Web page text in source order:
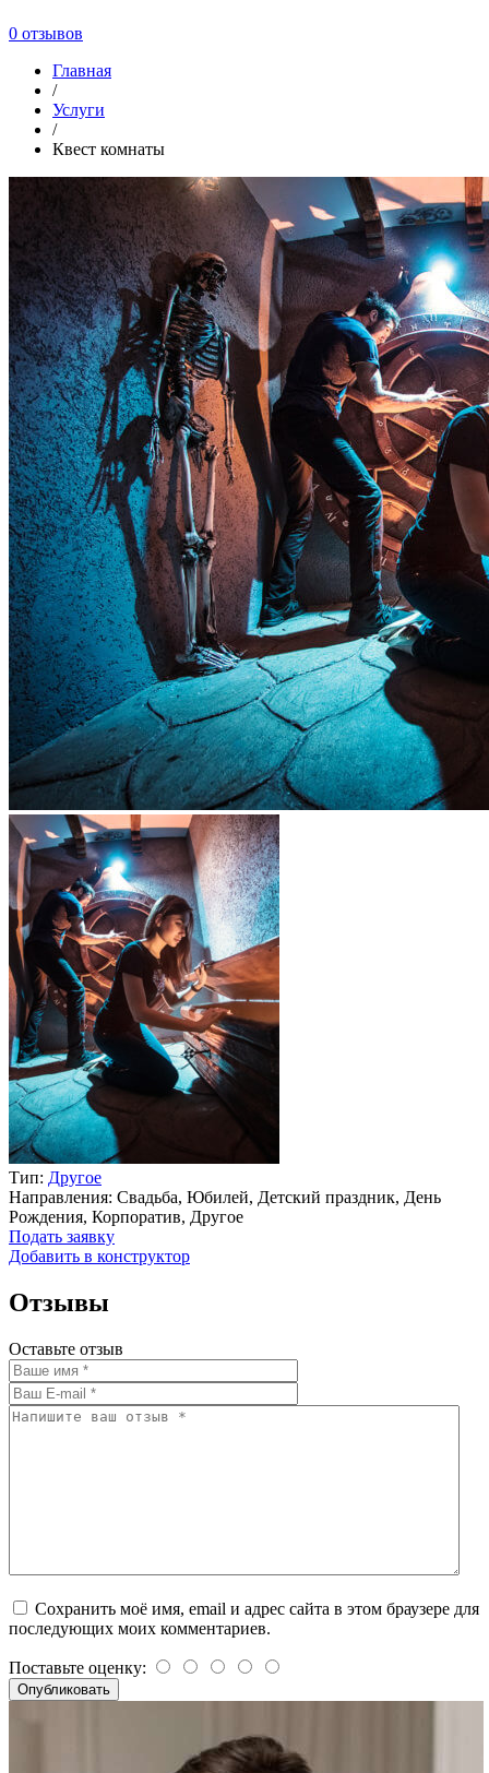
0 отзывов
Главная
/
Услуги
/
Квест комнаты
Тип: Другое
Направления: Свадьба, Юбилей, Детский праздник, День
Рождения, Корпоратив, Другое
Подать заявку
Добавить в конструктор
Отзывы
Оставьте отзыв
Сохранить моё имя, email и адрес сайта в этом браузере для
последующих моих комментариев.
Поставьте оценку: